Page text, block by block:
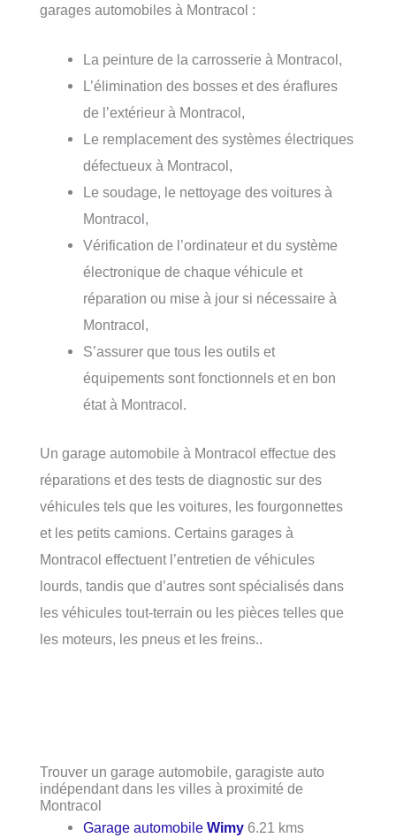
garages automobiles à Montracol :
La peinture de la carrosserie à Montracol,
L’élimination des bosses et des éraflures
de l’extérieur à Montracol,
Le remplacement des systèmes électriques
défectueux à Montracol,
Le soudage, le nettoyage des voitures à
Montracol,
Vérification de l’ordinateur et du système
électronique de chaque véhicule et
réparation ou mise à jour si nécessaire à
Montracol,
S’assurer que tous les outils et
équipements sont fonctionnels et en bon
état à Montracol.
Un garage automobile à Montracol effectue des
réparations et des tests de diagnostic sur des
véhicules tels que les voitures, les fourgonnettes
et les petits camions. Certains garages à
Montracol effectuent l’entretien de véhicules
lourds, tandis que d’autres sont spécialisés dans
les véhicules tout-terrain ou les pièces telles que
les moteurs, les pneus et les freins..
Trouver un garage automobile, garagiste auto
indépendant dans les villes à proximité de
Montracol
Garage automobileWimy 6.21 kms